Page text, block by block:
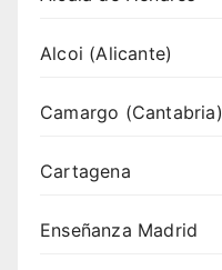
Alcoi (Alicante)
Camargo (Cantabria)
Cartagena
Enseñanza Madrid